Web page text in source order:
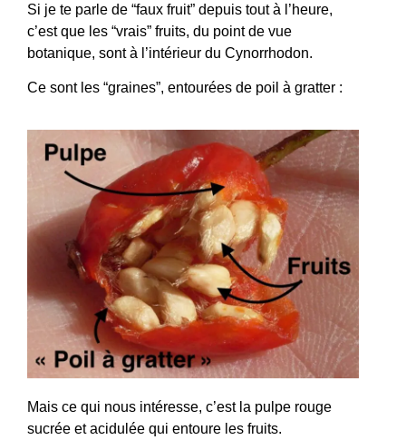
Si je te parle de “faux fruit” depuis tout à l’heure,
c’est que les “vrais” fruits, du point de vue
botanique, sont à l’intérieur du Cynorrhodon.
Ce sont les “graines”, entourées de poil à gratter :
Mais ce qui nous intéresse, c’est la pulpe rouge
sucrée et acidulée qui entoure les fruits.